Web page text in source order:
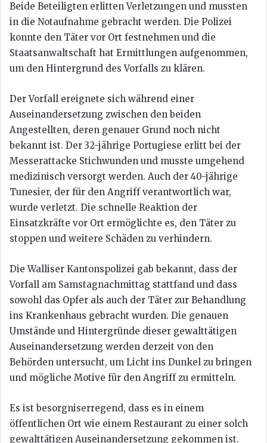
Beide Beteiligten erlitten Verletzungen und mussten
in die Notaufnahme gebracht werden. Die Polizei
konnte den Täter vor Ort festnehmen und die
Staatsanwaltschaft hat Ermittlungen aufgenommen,
um den Hintergrund des Vorfalls zu klären.
Der Vorfall ereignete sich während einer
Auseinandersetzung zwischen den beiden
Angestellten, deren genauer Grund noch nicht
bekannt ist. Der 32-jährige Portugiese erlitt bei der
Messerattacke Stichwunden und musste umgehend
medizinisch versorgt werden. Auch der 40-jährige
Tunesier, der für den Angriff verantwortlich war,
wurde verletzt. Die schnelle Reaktion der
Einsatzkräfte vor Ort ermöglichte es, den Täter zu
stoppen und weitere Schäden zu verhindern.
Die Walliser Kantonspolizei gab bekannt, dass der
Vorfall am Samstagnachmittag stattfand und dass
sowohl das Opfer als auch der Täter zur Behandlung
ins Krankenhaus gebracht wurden. Die genauen
Umstände und Hintergründe dieser gewalttätigen
Auseinandersetzung werden derzeit von den
Behörden untersucht, um Licht ins Dunkel zu bringen
und mögliche Motive für den Angriff zu ermitteln.
Es ist besorgniserregend, dass es in einem
öffentlichen Ort wie einem Restaurant zu einer solch
gewalttätigen Auseinandersetzung gekommen ist.